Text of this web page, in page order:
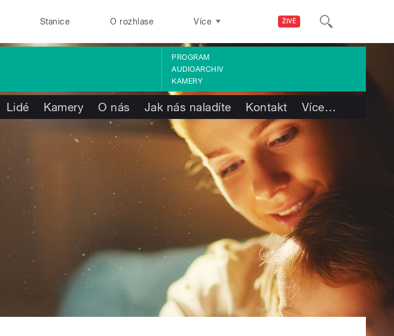
ŽIVĚ
Stanice O rozhlase Více
PROGRAM
AUDIOARCHIV
KAMERY
Lidé Kamery O nás Jak nás naladíte Kontakt Více…